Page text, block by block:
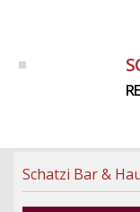
Schatzi Bar &